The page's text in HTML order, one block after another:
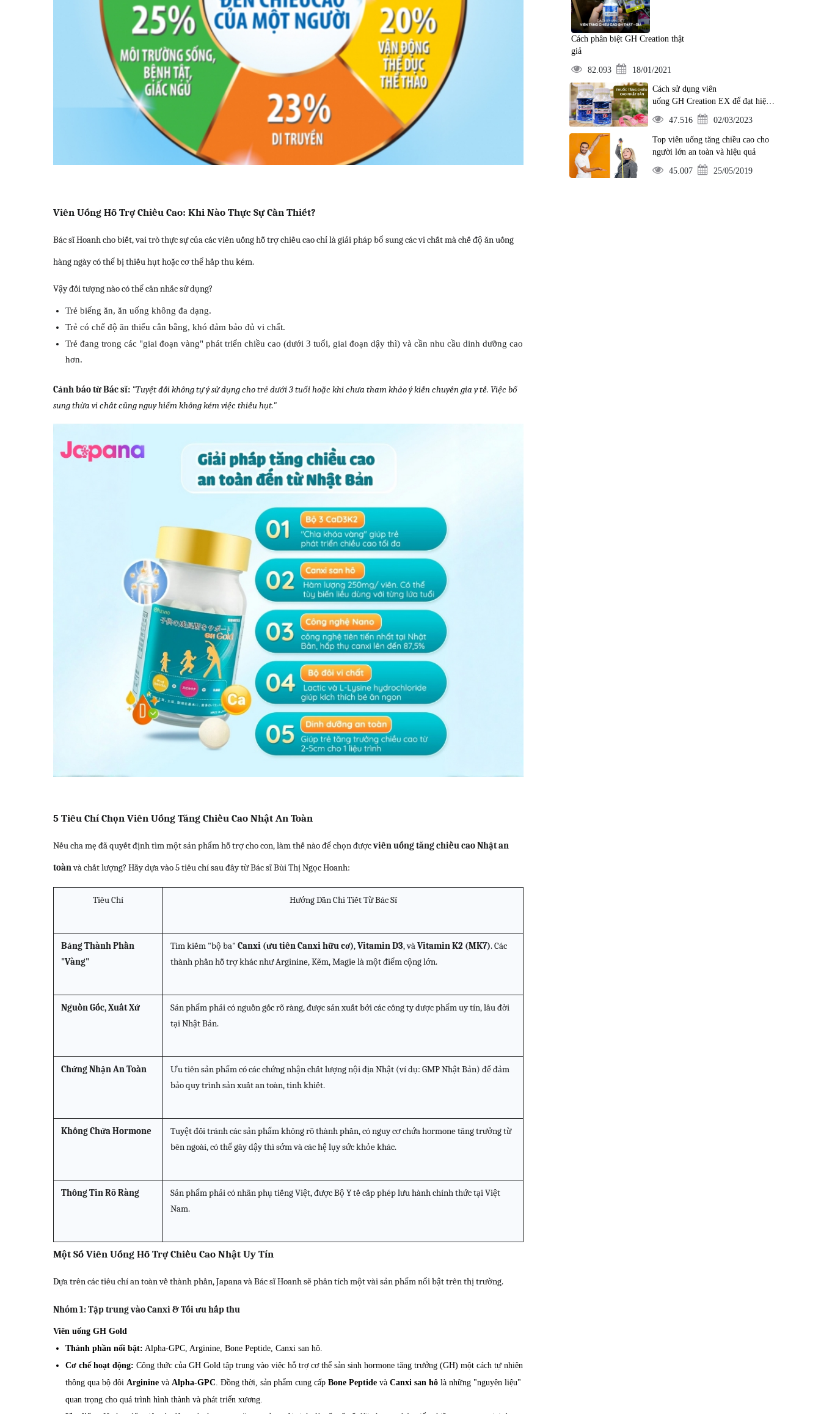
Viên Uống Hỗ Trợ Chiều Cao: Khi Nào Thực Sự Cần Thiết?
Bác sĩ Hoanh cho biết, vai trò thực sự của các viên uống hỗ trợ chiều cao chỉ là giải pháp bổ sung các vi chất mà chế độ ăn uống
hàng ngày có thể bị thiếu hụt hoặc cơ thể hấp thu kém.
Vậy đối tượng nào có thể cân nhắc sử dụng?
Trẻ biếng ăn, ăn uống không đa dạng.
Trẻ có chế độ ăn thiếu cân bằng, khó đảm bảo đủ vi chất.
Trẻ đang trong các "giai đoạn vàng" phát triển chiều cao (dưới 3 tuổi, giai đoạn dậy thì) và cần nhu cầu dinh dưỡng cao
hơn.
Cảnh báo từ Bác sĩ: "Tuyệt đối không tự ý sử dụng cho trẻ dưới 3 tuổi hoặc khi chưa tham khảo ý kiến chuyên gia y tế. Việc bổ
sung thừa vi chất cũng nguy hiểm không kém việc thiếu hụt."
5 Tiêu Chí Chọn Viên Uống Tăng Chiều Cao Nhật An Toàn
Nếu cha mẹ đã quyết định tìm một sản phẩm hỗ trợ cho con, làm thế nào để chọn đượcviên uống tăng chiều cao Nhật an
toànvà chất lượng? Hãy dựa vào 5 tiêu chí sau đây từ Bác sĩ Bùi Thị Ngọc Hoanh:
Tiêu Chí Hướng Dẫn Chi Tiết Từ Bác Sĩ
Bảng Thành Phần
"Vàng"
Tìm kiếm "bộ ba" Canxi (ưu tiên Canxi hữu cơ),Vitamin D3, vàVitamin K2 (MK7). Các
thành phần hỗ trợ khác như Arginine, Kẽm, Magie là một điểm cộng lớn.
Nguồn Gốc, Xuất Xứ
Sản phẩm phải có nguồn gốc rõ ràng, được sản xuất bởi các công ty dược phẩm uy tín, lâu đời
tại Nhật Bản.
Chứng Nhận An Toàn
Ưu tiên sản phẩm có các chứng nhận chất lượng nội địa Nhật (ví dụ: GMP Nhật Bản) để đảm
bảo quy trình sản xuất an toàn, tinh khiết.
Không Chứa Hormone
Tuyệt đối tránh các sản phẩm không rõ thành phần, có nguy cơ chứa hormone tăng trưởng từ
bên ngoài, có thể gây dậy thì sớm và các hệ lụy sức khỏe khác.
Thông Tin Rõ Ràng
Sản phẩm phải có nhãn phụ tiếng Việt, được Bộ Y tế cấp phép lưu hành chính thức tại Việt
Nam.
Một Số Viên Uống Hỗ Trợ Chiều Cao Nhật Uy Tín
Dựa trên các tiêu chí an toàn về thành phần, Japana và Bác sĩ Hoanh sẽ phân tích một vài sản phẩm nổi bật trên thị trường.
Nhóm 1: Tập trung vào Canxi & Tối ưu hấp thu
Viên uống GH Gold
Thành phần nổi bật: Alpha-GPC, Arginine, Bone Peptide, Canxi san hô.
Cơ chế hoạt động: Công thức của GH Gold tập trung vào việc hỗ trợ cơ thể sản sinh hormone tăng trưởng (GH) một cách tự nhiên
thông qua bộ đôi Arginine và Alpha-GPC . Đồng thời, sản phẩm cung cấp Bone Peptide và Canxi san hô là những "nguyên liệu"
quan trọng cho quá trình hình thành và phát triển xương.
Cách phân biệt GH Creation thật
giả
82.093 18/01/2021
Cách sử dụng viên
uống GH Creation EX để đạt hiệu
quả tốt nhất
47.516 02/03/2023
Top viên uống tăng chiều cao cho
người lớn an toàn và hiệu quả
45.007 25/05/2019